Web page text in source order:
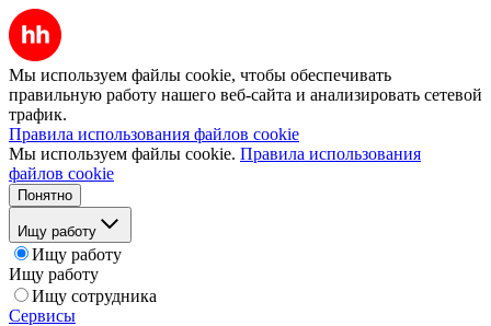
Мы используем файлы cookie, чтобы обеспечивать
правильную работу нашего веб-сайта и анализировать сетевой
трафик.
Правила использования файлов cookie
Мы используем файлы cookie. Правила использования
файлов cookie
Понятно
Ищу работу
Ищу работу
Ищу работу
Ищу сотрудника
Сервисы